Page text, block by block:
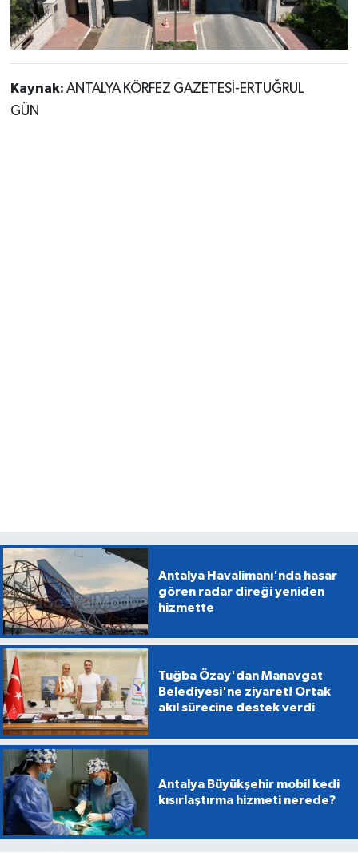
Kaynak: ANTALYA KÖRFEZ GAZETESİ-ERTUĞRUL
GÜN
Antalya Havalimanı'nda hasar
gören radar direği yeniden
hizmette
Tuğba Özay'dan Manavgat
Belediyesi'ne ziyaret! Ortak
akıl sürecine destek verdi
Antalya Büyükşehir mobil kedi
kısırlaştırma hizmeti nerede?